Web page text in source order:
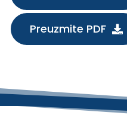
Preuzmite PDF